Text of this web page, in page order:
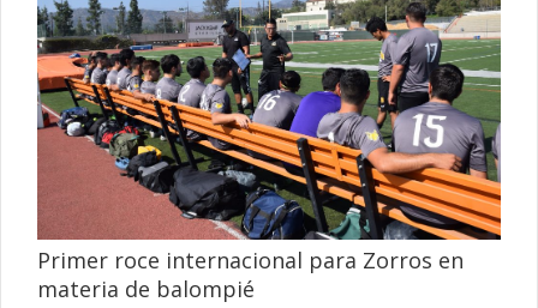
Primer roce internacional para Zorros en
materia de balompié